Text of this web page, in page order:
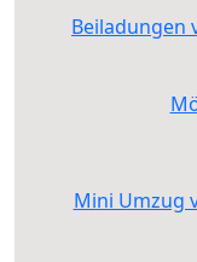
Beiladungen
Mini Umzug